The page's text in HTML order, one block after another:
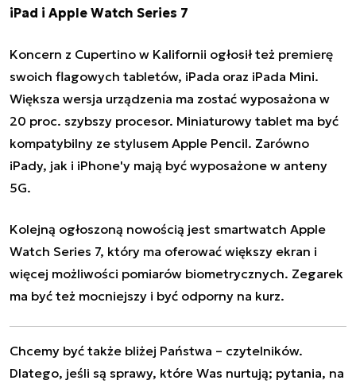
iPad i Apple Watch Series 7
Koncern z Cupertino w Kalifornii ogłosił też premierę
swoich flagowych tabletów, iPada oraz iPada Mini.
Większa wersja urządzenia ma zostać wyposażona w
20 proc. szybszy procesor. Miniaturowy tablet ma być
kompatybilny ze stylusem Apple Pencil. Zarówno
iPady, jak i iPhone'y mają być wyposażone w anteny
5G.
Kolejną ogłoszoną nowością jest smartwatch Apple
Watch Series 7, który ma oferować większy ekran i
więcej możliwości pomiarów biometrycznych. Zegarek
ma być też mocniejszy i być odporny na kurz.
Chcemy być także bliżej Państwa – czytelników.
Dlatego, jeśli są sprawy, które Was nurtują; pytania, na